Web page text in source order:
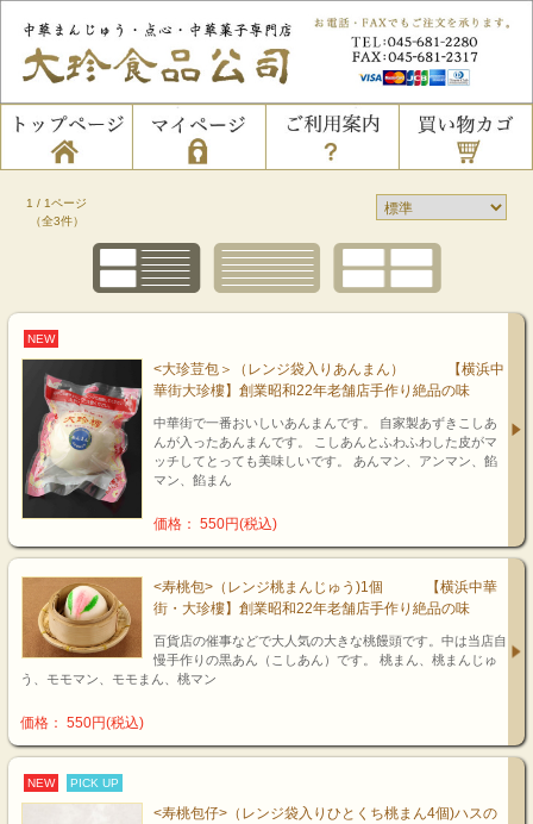
1 / 1ページ
（全3件）
NEW
<大珍荳包＞（レンジ袋入りあんまん） 【横浜中
華街大珍樓】創業昭和22年老舗店手作り絶品の味
中華街で一番おいしいあんまんです。 自家製あずきこしあ
んが入ったあんまんです。 こしあんとふわふわした皮がマ
ッチしてとっても美味しいです。 あんマン、アンマン、餡
マン、餡まん
価格： 550円(税込)
<寿桃包>（レンジ桃まんじゅう)1個 【横浜中華
街・大珍樓】創業昭和22年老舗店手作り絶品の味
百貨店の催事などで大人気の大きな桃饅頭です。中は当店自
慢手作りの黒あん（こしあん）です。 桃まん、桃まんじゅ
う、モモマン、モモまん、桃マン
価格： 550円(税込)
NEW PICK UP
<寿桃包仔>（レンジ袋入りひとくち桃まん4個)ハスの